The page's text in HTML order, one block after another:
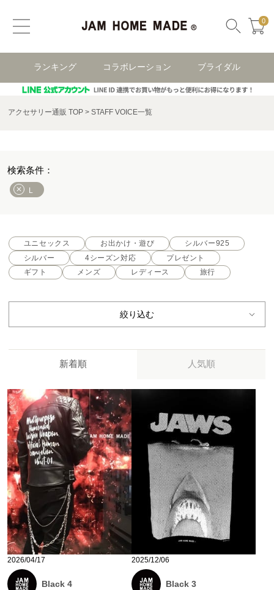
0
ランキング コラボレーション ブライダル
アクセサリー通販 TOP STAFF VOICE一覧
L
ユニセックス お出かけ・遊び
シルバー925
シルバー
4シーズン対応
プレゼント
ギフト
メンズ レディース 旅行
絞り込む
新着順 人気順
2026/04/17
Black 4
2025/12/06
Black 3